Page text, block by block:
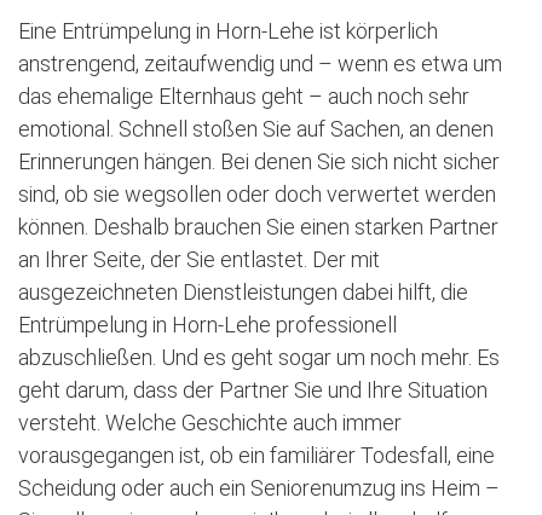
Eine Entrümpelung in Horn-Lehe ist körperlich
anstrengend, zeitaufwendig und – wenn es etwa um
das ehemalige Elternhaus geht – auch noch sehr
emotional. Schnell stoßen Sie auf Sachen, an denen
Erinnerungen hängen. Bei denen Sie sich nicht sicher
sind, ob sie wegsollen oder doch verwertet werden
können. Deshalb brauchen Sie einen starken Partner
an Ihrer Seite, der Sie entlastet. Der mit
ausgezeichneten Dienstleistungen dabei hilft, die
Entrümpelung in Horn-Lehe professionell
abzuschließen. Und es geht sogar um noch mehr. Es
geht darum, dass der Partner Sie und Ihre Situation
versteht. Welche Geschichte auch immer
vorausgegangen ist, ob ein familiärer Todesfall, eine
Scheidung oder auch ein Seniorenumzug ins Heim –